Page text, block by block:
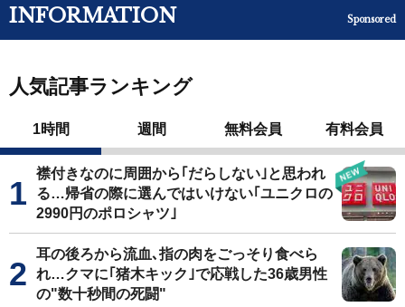
INFORMATION Sponsored
人気記事ランキング
1時間 週間 無料会員 有料会員
襟付きなのに周囲から｢だらしない｣と思われ
る…帰省の際に選んではいけない｢ユニクロの
2990円のポロシャツ｣
耳の後ろから流血､指の肉をごっそり食べら
れ…クマに｢猪木キック｣で応戦した36歳男性
の"数十秒間の死闘"